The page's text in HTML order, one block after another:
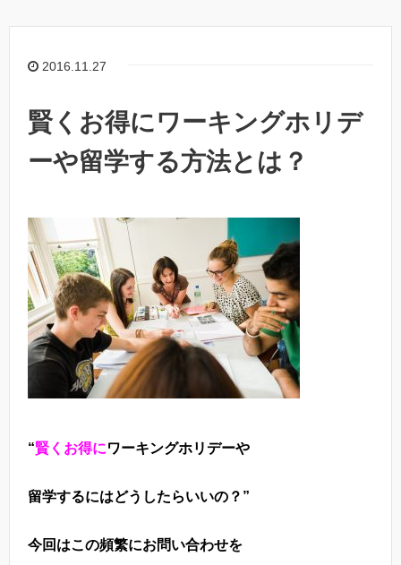
2016.11.27
賢くお得にワーキングホリデ
ーや留学する方法とは？
“賢くお得にワーキングホリデーや
留学するにはどうしたらいいの？”
今回はこの頻繁にお問い合わせを